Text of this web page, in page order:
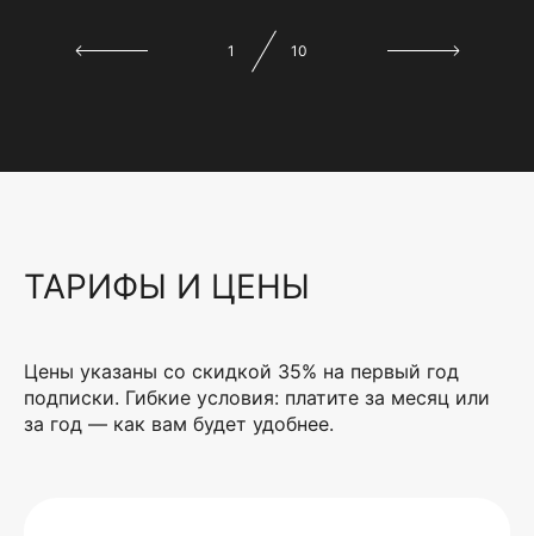
1 10
ТАРИФЫ И ЦЕНЫ
Цены указаны со скидкой 35% на первый год
подписки. Гибкие условия: платите за месяц или
за год — как вам будет удобнее.